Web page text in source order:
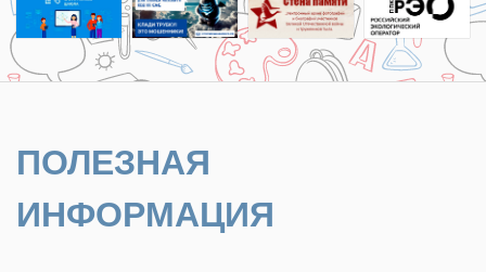
ПОЛЕЗНАЯ
ИНФОРМАЦИЯ